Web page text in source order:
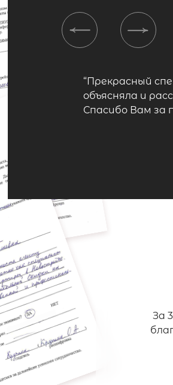
“Прекрасный
объясняла и
Спасибо Вам за
Previous Next
За